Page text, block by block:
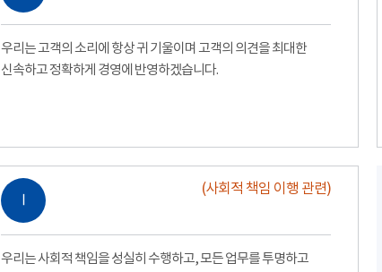
우리는 고객의 소리에 항상 귀 기울이며 고객의 의견을 최대한
신속하고 정확하게 경영에 반영하겠습니다.
Ⅰ
(사회적 책임 이행 관련)
우리는 사회적 책임을 성실히 수행하고, 모든 업무를 투명하고